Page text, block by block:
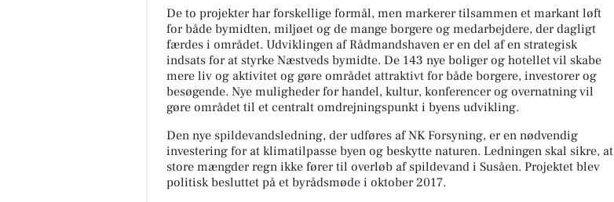
De to projekter har forskellige formål, men markerer tilsammen et markant løft
for både bymidten, miljøet og de mange borgere og medarbejdere, der dagligt
færdes i området. Udviklingen af Rådmandshaven er en del af en strategisk
indsats for at styrke Næstveds bymidte. De 143 nye boliger og hotellet vil skabe
mere liv og aktivitet og gøre området attraktivt for både borgere, investorer og
besøgende. Nye muligheder for handel, kultur, konferencer og overnatning vil
gøre området til et centralt omdrejningspunkt i byens udvikling.
Den nye spildevandsledning, der udføres af NK Forsyning, er en nødvendig
investering for at klimatilpasse byen og beskytte naturen. Ledningen skal sikre, at
store mængder regn ikke fører til overløb af spildevand i Susåen. Projektet blev
politisk besluttet på et byrådsmøde i oktober 2017.